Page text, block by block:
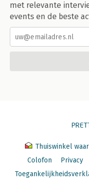
met relevante
events en de beste
Thuiswinkel
Colofon
Privacy